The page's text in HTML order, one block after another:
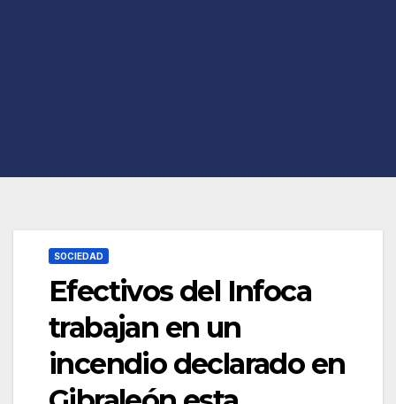
SOCIEDAD
Efectivos del Infoca
trabajan en un
incendio declarado en